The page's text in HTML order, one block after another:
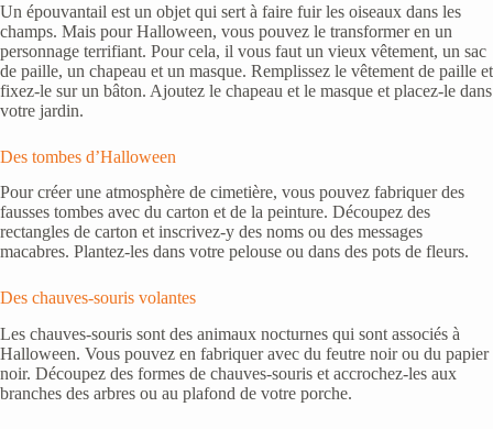
Un épouvantail est un objet qui sert à faire fuir les oiseaux dans les
champs. Mais pour Halloween, vous pouvez le transformer en un
personnage terrifiant. Pour cela, il vous faut un vieux vêtement, un sac
de paille, un chapeau et un masque. Remplissez le vêtement de paille et
fixez-le sur un bâton. Ajoutez le chapeau et le masque et placez-le dans
votre jardin.
Des tombes d’Halloween
Pour créer une atmosphère de cimetière, vous pouvez fabriquer des
fausses tombes avec du carton et de la peinture. Découpez des
rectangles de carton et inscrivez-y des noms ou des messages
macabres. Plantez-les dans votre pelouse ou dans des pots de fleurs.
Des chauves-souris volantes
Les chauves-souris sont des animaux nocturnes qui sont associés à
Halloween. Vous pouvez en fabriquer avec du feutre noir ou du papier
noir. Découpez des formes de chauves-souris et accrochez-les aux
branches des arbres ou au plafond de votre porche.